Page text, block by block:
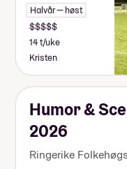
Halvår — høst
14 t/uke
Kristen
Humor &
2026
Ringerike